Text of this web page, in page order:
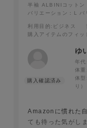
半袖 ALBINIコットン
バリエーション：L
バ
利用目的 :ビジネス
購入アイテムのフィッ
ゆ
年
体
体型:
り）
Amazonに慣れた
ても待った気がし